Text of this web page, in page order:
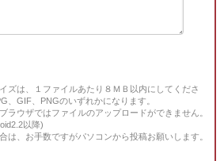
ズは、１ファイルあたり８ＭＢ以内にしてくださ
、GIF、PNGのいずれかになります。
ラウザではファイルのアップロードができません。
以降)
、お手数ですがパソコンから投稿お願いします。